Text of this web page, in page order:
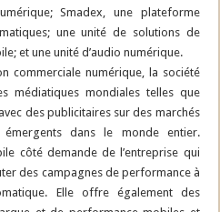
Smadex, une plateforme
une unité de solutions de
et une unité d’audio numérique.
commerciale numérique, la société
médiatiques mondiales telles que
des publicitaires sur des marchés
émergents dans le monde entier.
côté demande de l’entreprise qui
des campagnes de performance à
Elle offre également des